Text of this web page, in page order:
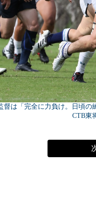
督は「完全に力負け。日頃
CTB東